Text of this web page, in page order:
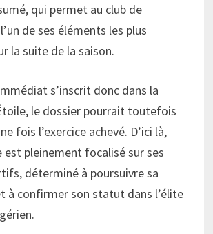
qui permet au club de
de ses éléments les plus
la suite de la saison.
s’inscrit donc dans la
le dossier pourrait toutefois
fois l’exercice achevé. D’ici là,
est pleinement focalisé sur ses
déterminé à poursuivre sa
à confirmer son statut dans l’élite